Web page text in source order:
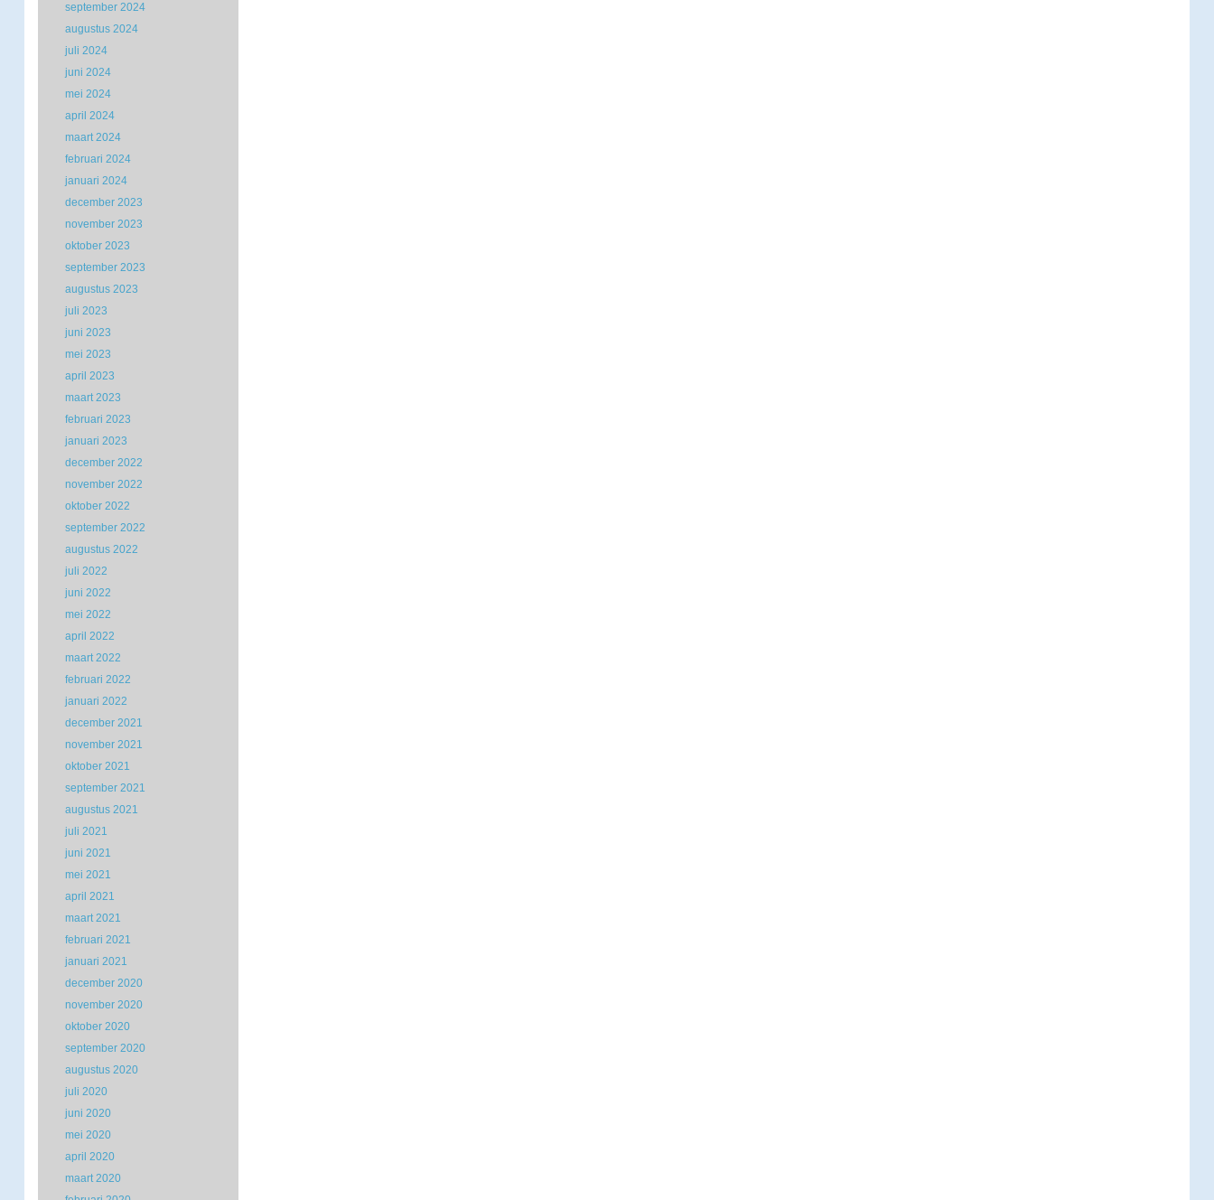
september 2024
augustus 2024
juli 2024
juni 2024
mei 2024
april 2024
maart 2024
februari 2024
januari 2024
december 2023
november 2023
oktober 2023
september 2023
augustus 2023
juli 2023
juni 2023
mei 2023
april 2023
maart 2023
februari 2023
januari 2023
december 2022
november 2022
oktober 2022
september 2022
augustus 2022
juli 2022
juni 2022
mei 2022
april 2022
maart 2022
februari 2022
januari 2022
december 2021
november 2021
oktober 2021
september 2021
augustus 2021
juli 2021
juni 2021
mei 2021
april 2021
maart 2021
februari 2021
januari 2021
december 2020
november 2020
oktober 2020
september 2020
augustus 2020
juli 2020
juni 2020
mei 2020
april 2020
maart 2020